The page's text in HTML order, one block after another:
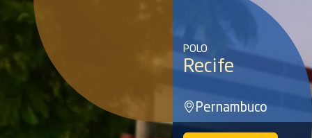
POLO
Recife
Pernambuco